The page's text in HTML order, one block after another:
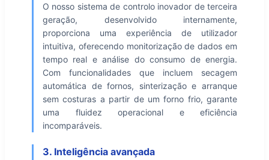
O nosso sistema de controlo inovador de terceira
geração, desenvolvido internamente,
proporciona uma experiência de utilizador
intuitiva, oferecendo monitorização de dados em
tempo real e análise do consumo de energia.
Com funcionalidades que incluem secagem
automática de fornos, sinterização e arranque
sem costuras a partir de um forno frio, garante
uma fluidez operacional e eficiência
incomparáveis.
3. Inteligência avançada